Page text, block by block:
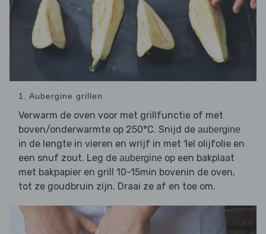
1. Aubergine grillen
Verwarm de oven voor met grillfunctie of met
boven/onderwarmte op 250°C. Snijd de aubergine
in de lengte in vieren en wrijf in met 1el olijfolie en
een snuf zout. Leg de aubergine op een bakplaat
met bakpapier en grill 10-15min bovenin de oven,
tot ze goudbruin zijn. Draai ze af en toe om.